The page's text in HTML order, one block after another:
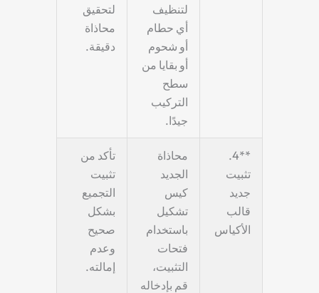
لتنظيف
أي حطام
أو شحوم
أو بقايا من
سطح
التركيب
جيدًا.
لتحقيق
محاذاة
دقيقة.
**4.
تثبيت
جديد
قالب
الأكياس
محاذاة
الجديد
كيس
تشكيل
باستخدام
فتحات
التثبيت،
قم بإدخاله
تأكد من
تثبيت
التجميع
بشكل
صحيح
وعدم
إمالته.